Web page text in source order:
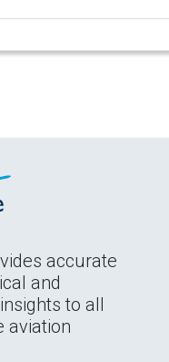
accurate
and
to all
aviation